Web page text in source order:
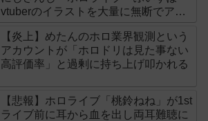
vtuberのイラストを大量に無断でアイ
「NeoBright（ネオブライト）」が謝
罪！
【炎上】めたんのホロ業界観測という
アカウントが「ホロドリは見た事ない
高評価率」と過剰に持ち上げ叩かれる
【悲報】ホロライブ「桃鈴ねね」が1st
ライブ前に耳から血を出し両耳難聴に